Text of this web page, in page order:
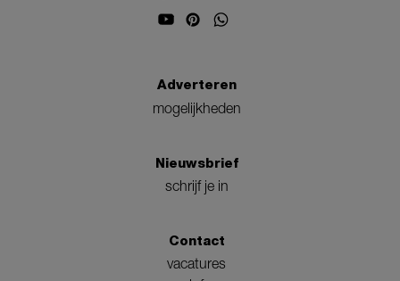
Adverteren
mogelijkheden
Nieuwsbrief
schrijf je in
Contact
vacatures